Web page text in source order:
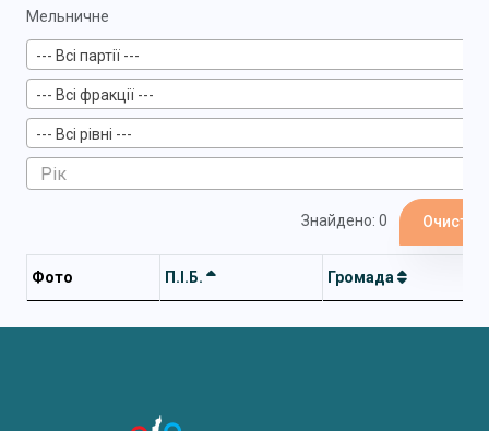
Мельничне
--- Всі партії ---
--- Всі фракції ---
--- Всі рівні ---
Знайдено: 0
Фото П.І.Б. Громада